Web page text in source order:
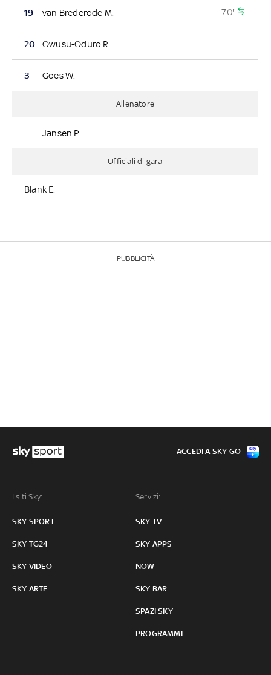
19 van Brederode M. 70'
20 Owusu-Oduro R.
3 Goes W.
Allenatore
- Jansen P.
Ufficiali di gara
Blank E.
PUBBLICITÀ
I siti Sky:
SKY SPORT
SKY TG24
SKY VIDEO
SKY ARTE
Servizi:
SKY TV
SKY APPS
NOW
SKY BAR
SPAZI SKY
PROGRAMMI
ACCEDI A SKY GO